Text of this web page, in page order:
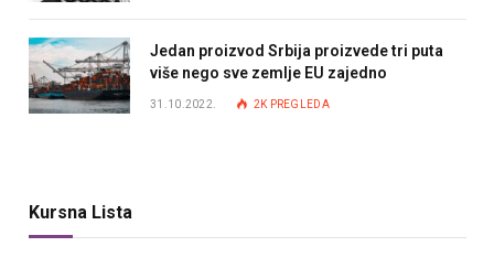
Jedan proizvod Srbija proizvede tri puta
više nego sve zemlje EU zajedno
31.10.2022. 2K PREGLEDA
Kursna Lista